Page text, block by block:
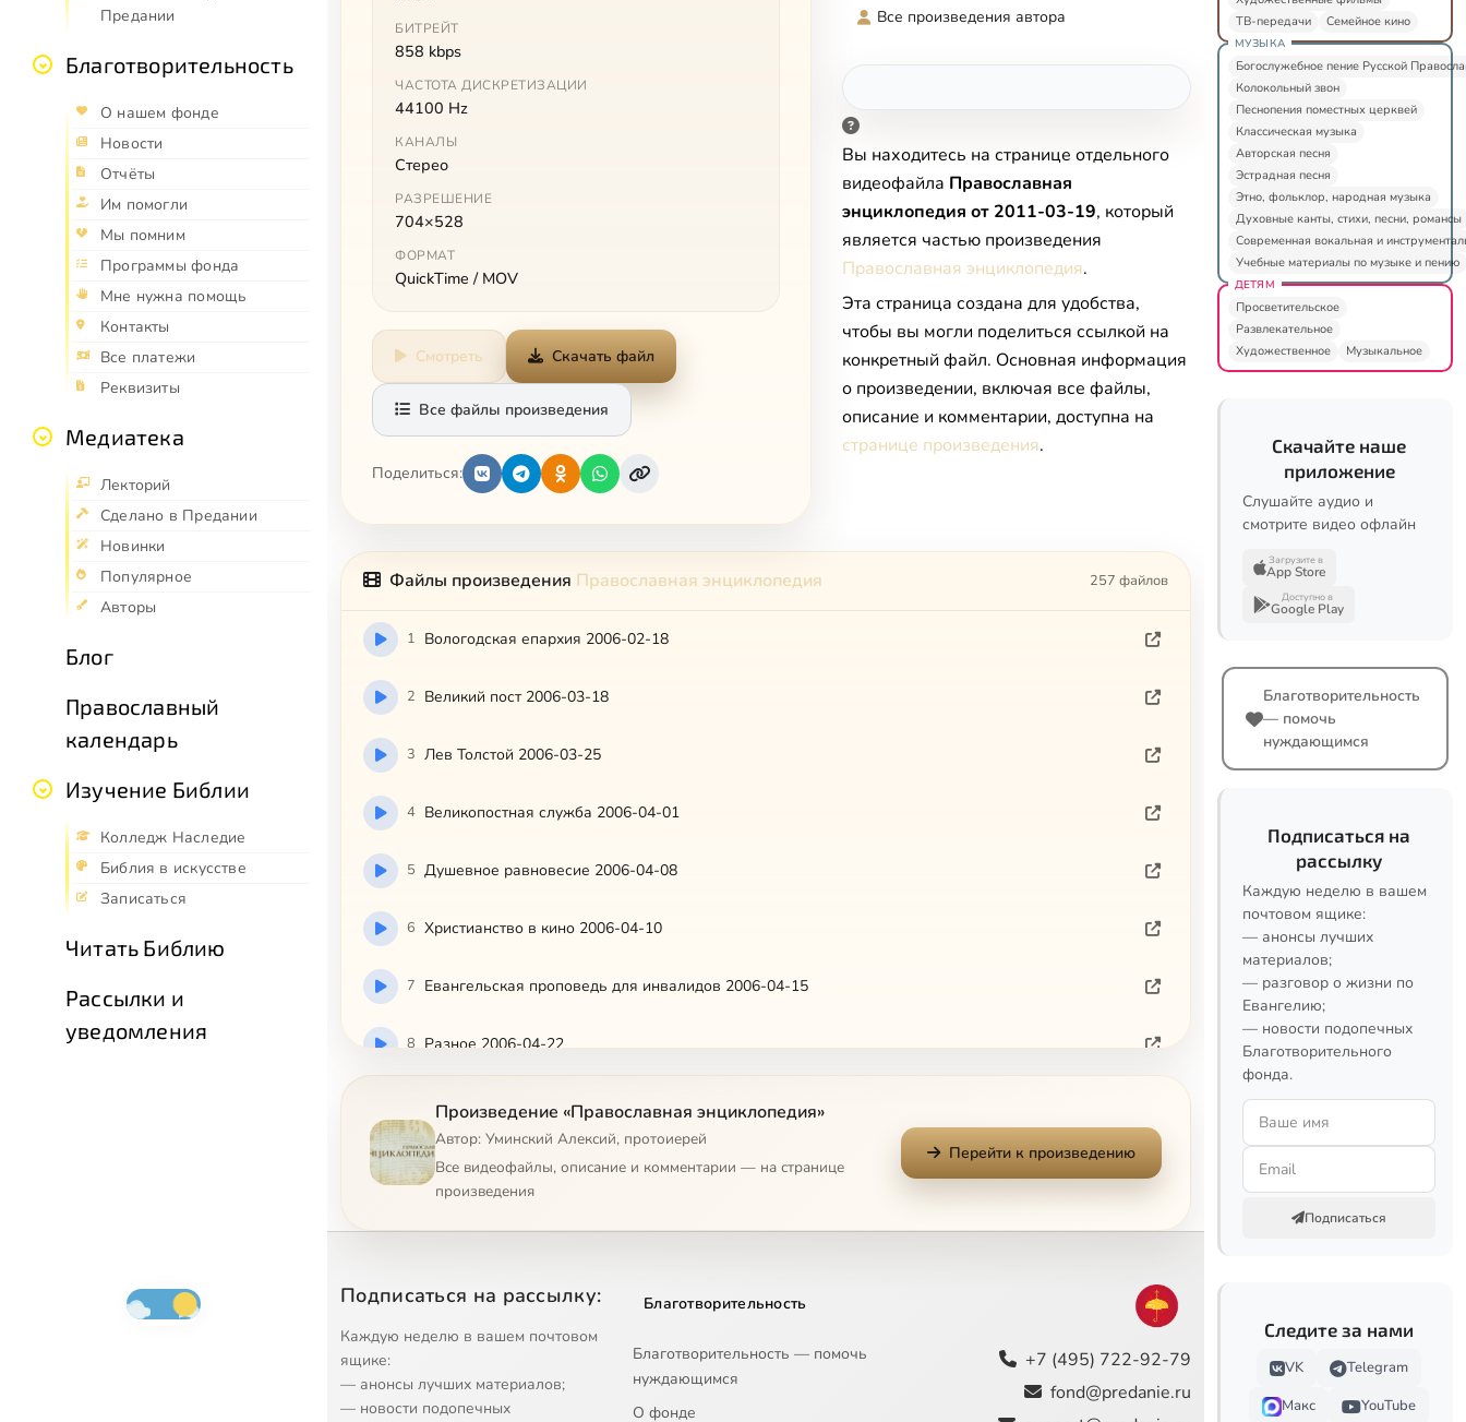
Предании
Благотворительность
О нашем фонде
Новости
Отчёты
Им помогли
Мы помним
Программы фонда
Мне нужна помощь
Контакты
Все платежи
Реквизиты
Медиатека
Лекторий
Сделано в Предании
Новинки
Популярное
Авторы
Блог
Православный
календарь
Изучение Библии
Колледж Наследие
Библия в искусстве
Записаться
Читать Библию
Рассылки и
уведомления
БИТРЕЙТ
858 kbps
ЧАСТОТА ДИСКРЕТИЗАЦИИ
44100 Hz
КАНАЛЫ
Стерео
РАЗРЕШЕНИЕ
704×528
ФОРМАТ
QuickTime / MOV
Смотреть Скачать файл
Все файлы произведения
Поделиться:
Все произведения автора
Вы находитесь на странице отдельного
видеофайла Православная
энциклопедия от 2011-03-19, который
является частью произведения
Православная энциклопедия.
Эта страница создана для удобства,
чтобы вы могли поделиться ссылкой на
конкретный файл. Основная информация
о произведении, включая все файлы,
описание и комментарии, доступна на
странице произведения.
Файлы произведения Православная энциклопедия 257 файлов
1 Вологодская епархия 2006-02-18
2 Великий пост 2006-03-18
3 Лев Толстой 2006-03-25
4 Великопостная служба 2006-04-01
5 Душевное равновесие 2006-04-08
6 Христианство в кино 2006-04-10
7 Евангельская проповедь для инвалидов 2006-04-15
8 Разное 2006-04-22
Достоевский в кино и театре 2006-04-29
10 Брошенные дети 2006-05-13
13 О животных 2006-06-03
14 Юмор и духовная жизнь 2006-06-17
Произведение «Православная энциклопедия»
Автор: Уминский Алексий, протоиерей
Все видеофайлы, описание и комментарии — на странице
произведения
Перейти к произведению
Подписаться на рассылку:
Каждую неделю в вашем почтовом
ящике:
— анонсы лучших материалов;
— новости подопечных
Благотворительность
Благотворительность — помочь
нуждающимся
О фонде
+7 (495) 722-92-79
fond@predanie.ru
ТВ-передачи
Семейное кино
МУЗЫКА
Богослужебное пение Русской
Колокольный звон
Песнопения поместных церквей
Классическая музыка
Авторская песня
Эстрадная песня
Этно, фольклор, народная музыка
Духовные канты, стихи, песни, романсы
Современная вокальная и
Учебные материалы по музыке и пению
ДЕТЯМ
Просветительское
Развлекательное
Художественное
Музыкальное
Скачайте наше
приложение
Слушайте аудио и
смотрите видео офлайн
Загрузите в
App Store
Доступно в
Google Play
Благотворительность
— помочь
нуждающимся
Подписаться на
рассылку
Каждую неделю в вашем
почтовом ящике:
— анонсы лучших
материалов;
— разговор о жизни по
Евангелию;
— новости подопечных
Благотворительного
фонда.
Подписаться
Следите за нами
VK
Telegram
Макс
YouTube